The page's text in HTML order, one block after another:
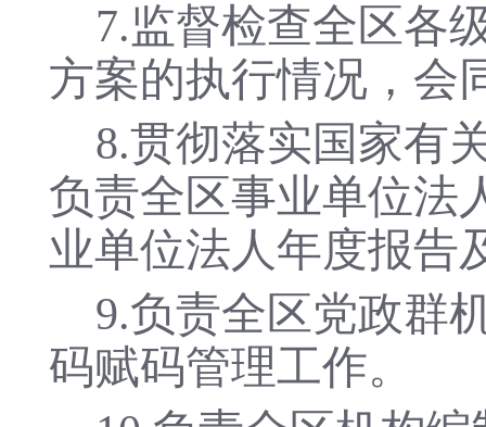
7.监督检查全区各
方案的执行情况，会
8.贯彻落实国家有
负责全区事业单位法
业单位法人年度报告
9.负责全区党政群
码赋码管理工作。